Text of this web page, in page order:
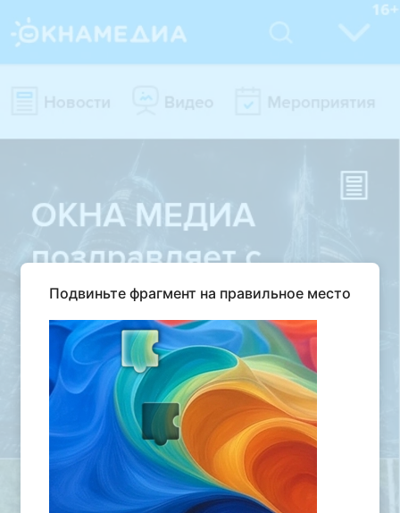
Подвиньте фрагмент на правильное место